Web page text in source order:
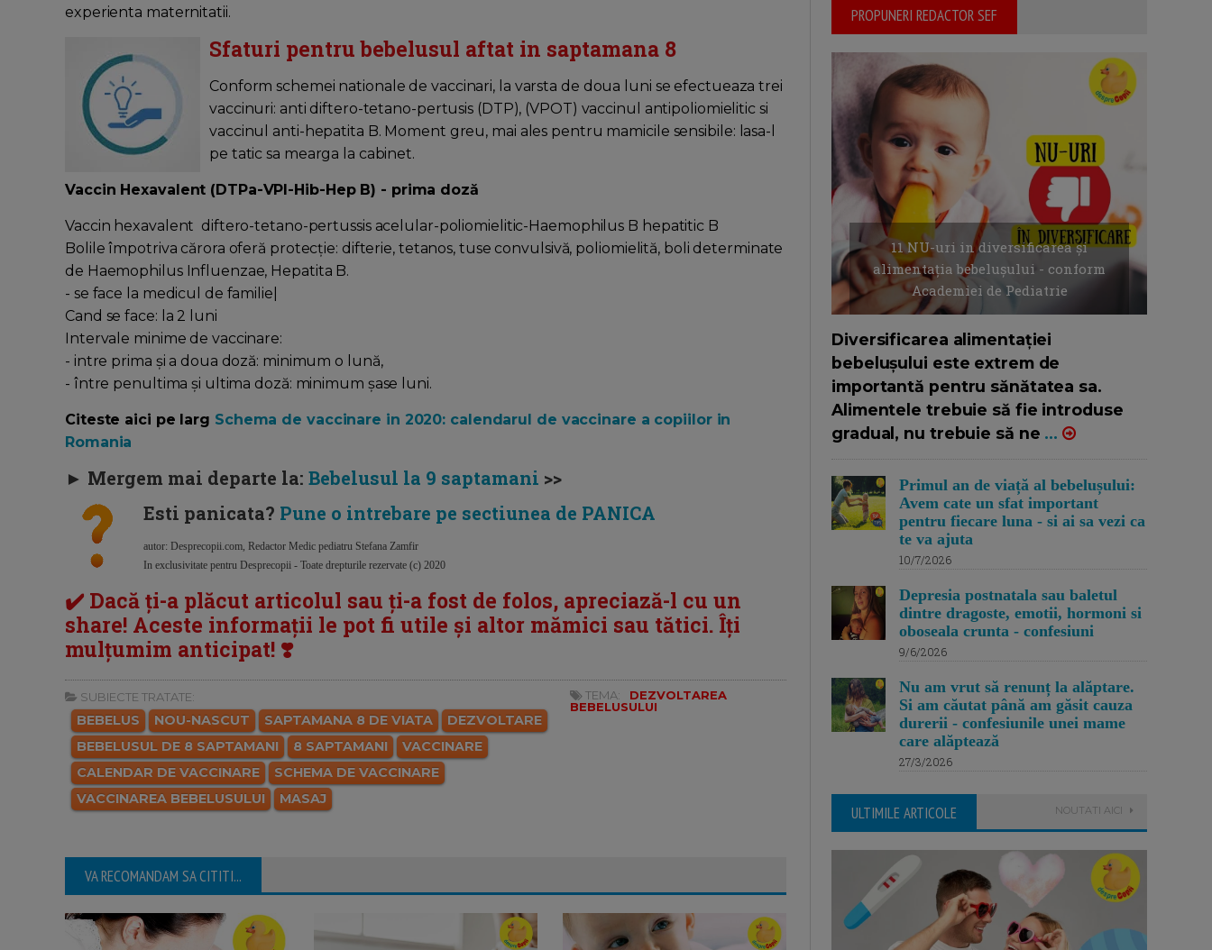
experienta maternitatii.
Sfaturi pentru bebelusul aftat in saptamana 8
Conform schemei nationale de vaccinari, la varsta de doua luni se efectueaza trei
vaccinuri: anti diftero-tetano-pertusis (DTP), (VPOT) vaccinul antipoliomielitic si
vaccinul anti-hepatita B. Moment greu, mai ales pentru mamicile sensibile: lasa-l
pe tatic sa mearga la cabinet.
Vaccin Hexavalent (DTPa-VPI-Hib-Hep B) - prima doză
Vaccin hexavalent diftero-tetano-pertussis acelular-poliomielitic-Haemophilus B hepatitic B
Bolile împotriva cărora oferă protecție: difterie, tetanos, tuse convulsivă, poliomielită, boli determinate
de Haemophilus Influenzae, Hepatita B.
- se face la medicul de familie|
Cand se face: la 2 luni
Intervale minime de vaccinare:
- intre prima și a doua doză: minimum o lună,
- între penultima și ultima doză: minimum șase luni.
Citeste aici pe larg Schema de vaccinare in 2020: calendarul de vaccinare a copiilor in
Romania
► Mergem mai departe la: Bebelusul la 9 saptamani >>
Esti panicata? Pune o intrebare pe sectiunea de PANICA
autor: Desprecopii.com, Redactor Medic pediatru Stefana Zamfir
In exclusivitate pentru Desprecopii - Toate drepturile rezervate (c) 2020
✔️ Dacă ți-a plăcut articolul sau ți-a fost de folos, apreciază-l cu un
share! Aceste informații le pot fi utile și altor mămici sau tătici. Îți
mulțumim anticipat! ❣️
SUBIECTE TRATATE:
BEBELUS NOU-NASCUT SAPTAMANA 8 DE VIATA
DEZVOLTARE
BEBELUSUL DE 8 SAPTAMANI
8 SAPTAMANI
VACCINARE
CALENDAR DE VACCINARE
SCHEMA DE VACCINARE
VACCINAREA BEBELUSULUI
MASAJ
TEMA:
DEZVOLTAREA
BEBELUSULUI
VA RECOMANDAM SA CITITI...
PROPUNERI REDACTOR SEF
11 NU-uri in diversificarea și
alimentația bebelușului - conform
Academiei de Pediatrie
Diversificarea alimentației
bebelușului este extrem de
importantă pentru sănătatea sa.
Alimentele trebuie să fie introduse
gradual, nu trebuie să ne ...
Primul an de viață al bebelușului:
Avem cate un sfat important
pentru fiecare luna - si ai sa vezi ca
te va ajuta
10/7/2026
Depresia postnatala sau baletul
dintre dragoste, emotii, hormoni si
oboseala crunta - confesiuni
9/6/2026
Nu am vrut să renunț la alăptare.
Si am căutat până am găsit cauza
durerii - confesiunile unei mame
care alăptează
27/3/2026
ULTIMILE ARTICOLE NOUTATI AICI